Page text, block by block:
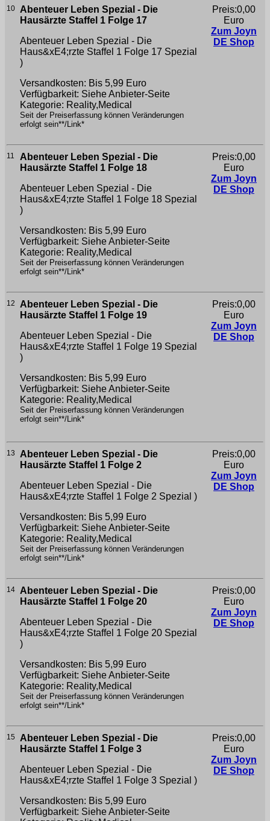
10
Abenteuer Leben Spezial - Die
Hausärzte Staffel 1 Folge 17
Abenteuer Leben Spezial - Die
Haus&xE4;rzte Staffel 1 Folge 17 Spezial
)
Versandkosten: Bis 5,99 Euro
Verfügbarkeit: Siehe Anbieter-Seite
Kategorie: Reality,Medical
Seit der Preiserfassung können Veränderungen
erfolgt sein**/Link*
Preis:0,00
Euro
Zum Joyn
DE Shop
11
Abenteuer Leben Spezial - Die
Hausärzte Staffel 1 Folge 18
Abenteuer Leben Spezial - Die
Haus&xE4;rzte Staffel 1 Folge 18 Spezial
)
Versandkosten: Bis 5,99 Euro
Verfügbarkeit: Siehe Anbieter-Seite
Kategorie: Reality,Medical
Seit der Preiserfassung können Veränderungen
erfolgt sein**/Link*
Preis:0,00
Euro
Zum Joyn
DE Shop
12
Abenteuer Leben Spezial - Die
Hausärzte Staffel 1 Folge 19
Abenteuer Leben Spezial - Die
Haus&xE4;rzte Staffel 1 Folge 19 Spezial
)
Versandkosten: Bis 5,99 Euro
Verfügbarkeit: Siehe Anbieter-Seite
Kategorie: Reality,Medical
Seit der Preiserfassung können Veränderungen
erfolgt sein**/Link*
Preis:0,00
Euro
Zum Joyn
DE Shop
13
Abenteuer Leben Spezial - Die
Hausärzte Staffel 1 Folge 2
Abenteuer Leben Spezial - Die
Haus&xE4;rzte Staffel 1 Folge 2 Spezial )
Versandkosten: Bis 5,99 Euro
Verfügbarkeit: Siehe Anbieter-Seite
Kategorie: Reality,Medical
Seit der Preiserfassung können Veränderungen
erfolgt sein**/Link*
Preis:0,00
Euro
Zum Joyn
DE Shop
14
Abenteuer Leben Spezial - Die
Hausärzte Staffel 1 Folge 20
Abenteuer Leben Spezial - Die
Haus&xE4;rzte Staffel 1 Folge 20 Spezial
)
Versandkosten: Bis 5,99 Euro
Verfügbarkeit: Siehe Anbieter-Seite
Kategorie: Reality,Medical
Seit der Preiserfassung können Veränderungen
erfolgt sein**/Link*
Preis:0,00
Euro
Zum Joyn
DE Shop
15
Abenteuer Leben Spezial - Die
Hausärzte Staffel 1 Folge 3
Abenteuer Leben Spezial - Die
Haus&xE4;rzte Staffel 1 Folge 3 Spezial )
Versandkosten: Bis 5,99 Euro
Verfügbarkeit: Siehe Anbieter-Seite
Preis:0,00
Euro
Zum Joyn
DE Shop